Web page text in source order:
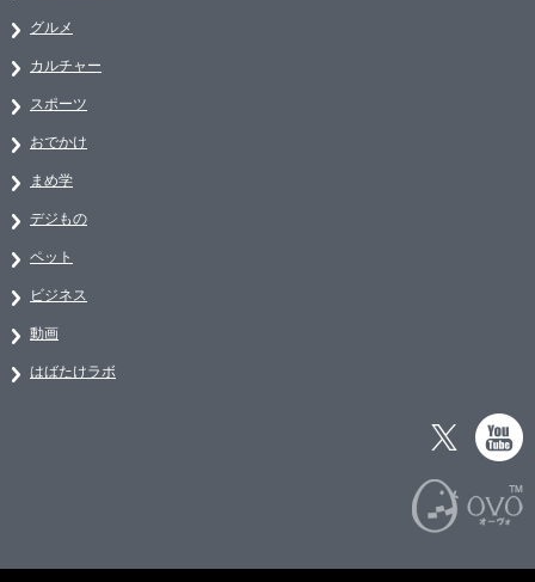
グルメ
カルチャー
スポーツ
おでかけ
まめ学
デジもの
ペット
ビジネス
動画
はばたけラボ